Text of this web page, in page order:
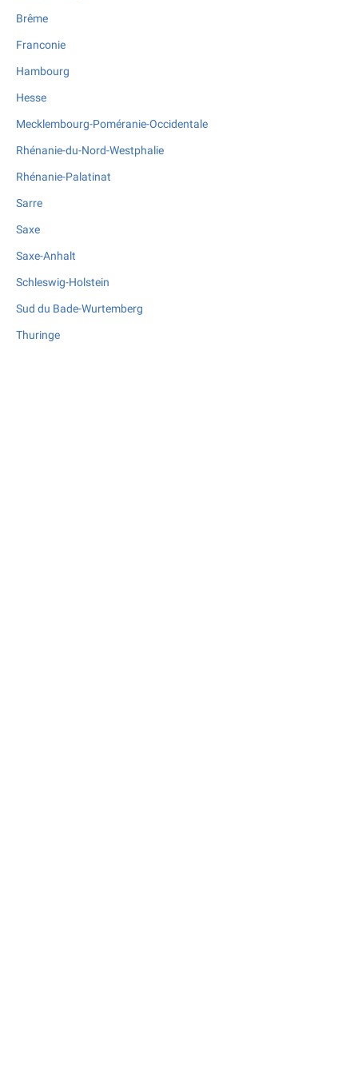
Brême
Franconie
Hambourg
Hesse
Mecklembourg-Poméranie-Occidentale
Rhénanie-du-Nord-Westphalie
Rhénanie-Palatinat
Sarre
Saxe
Saxe-Anhalt
Schleswig-Holstein
Sud du Bade-Wurtemberg
Thuringe